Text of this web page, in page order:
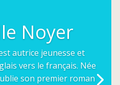
Noyer
autrice jeunesse et
vers le français. Née
son premier roman